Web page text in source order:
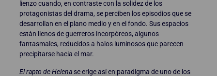
lienzo cuando, en contraste con la solidez de los
protagonistas del drama, se perciben los episodios que se
desarrollan en el plano medio y en el fondo. Sus espacios
están llenos de guerreros incorpóreos, algunos
fantasmales, reducidos a halos luminosos que parecen
precipitarse hacia el mar.
El rapto de Helena se erige así en paradigma de uno de los